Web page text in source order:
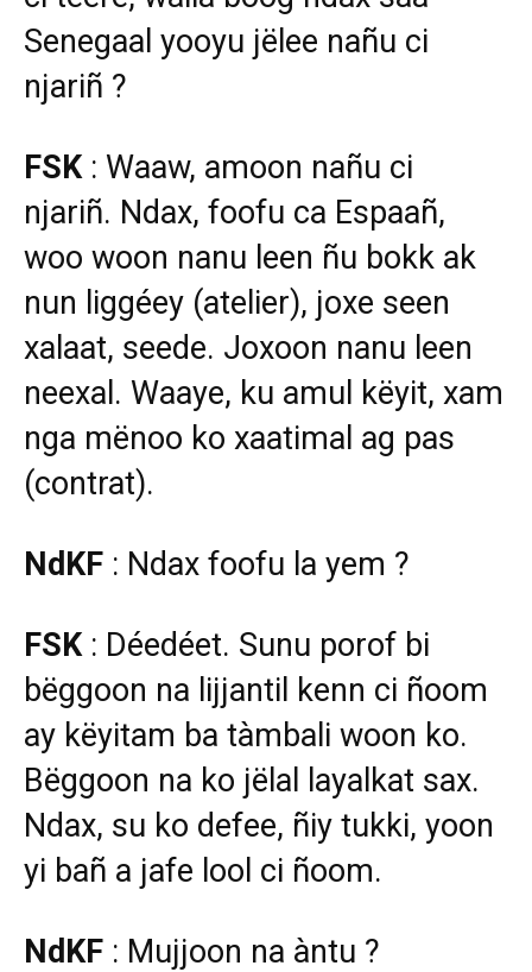
Senegaal yooyu jëlee nañu ci
njariñ ?
FSK: Waaw, amoon nañu ci
njariñ. Ndax, foofu ca Espaañ,
woo woon nanu leen ñu bokk ak
nun liggéey (atelier), joxe seen
xalaat, seede. Joxoon nanu leen
neexal. Waaye, ku amul këyit, xam
nga mënoo ko xaatimal ag pas
(contrat).
NdKF : Ndax foofu la yem ?
FSK: Déedéet. Sunu porof bi
bëggoon na lijjantil kenn ci ñoom
ay këyitam ba tàmbali woon ko.
Bëggoon na ko jëlal layalkat sax.
Ndax, su ko defee, ñiy tukki, yoon
yi bañ a jafe lool ci ñoom.
NdKF : Mujjoon na àntu ?